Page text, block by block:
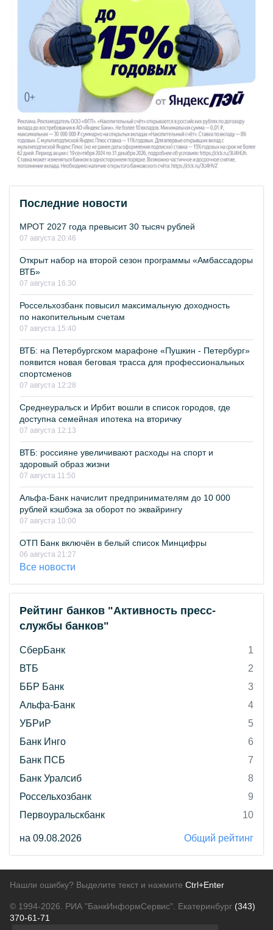
Последние новости
МРОТ 2027 года превысит 30 тысяч рублей
07 августа 20:46
Открыт набор на второй сезон программы «Амбассадоры
ВТБ»
07 августа 16:30
Россельхозбанк повысил максимальную доходность
по накопительным счетам
07 августа 15:40
ВТБ: на Петербургском марафоне «Пушкин - Петербург»
появится новая беговая трасса для профессиональных
спортсменов
07 августа 12:28
Среднеуральск и Ирбит вошли в список городов, где
доступна семейная ипотека на вторичку
07 августа 12:13
ВТБ: россияне увеличивают расходы на спорт и
здоровый образ жизни
07 августа 11:50
Альфа-Банк начислит предпринимателям до 10 000
рублей кэшбэка за оборот по эквайрингу
07 августа 10:00
ОТП Банк включён в белый список Минцифры
06 августа 21:27
Все новости
Рейтинг банков "Активность пресс-
службы банков"
СберБанк
1
ВТБ
2
ББР Банк
3
Альфа-Банк
4
УБРиР
5
Банк Инго
6
Банк ПСБ
7
Банк Уралсиб
8
Россельхозбанк
9
Первоуральскбанк
10
на 09.08.2026 Общий рейтинг
Нашли ошибку? Выделите текст и нажмите Ctrl+Enter
© 1994-2026. РИА "БанкИнформСервис". Екатеринбург (343)
370-61-71